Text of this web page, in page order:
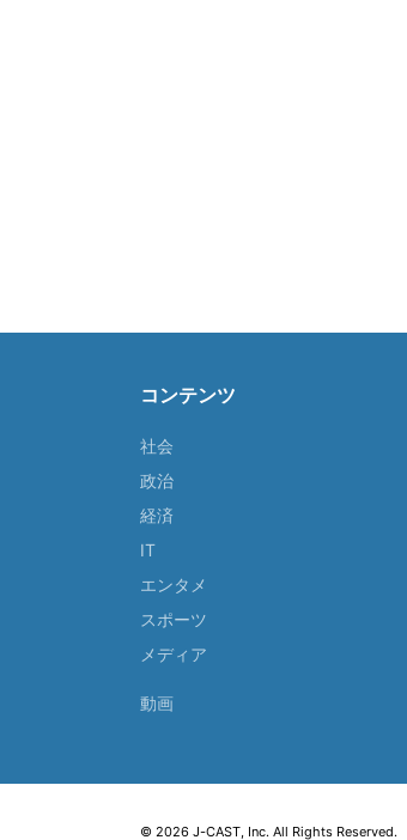
コンテンツ
社会
政治
経済
IT
エンタメ
スポーツ
メディア
動画
© 2026 J-CAST, Inc. All Rights Reserved.